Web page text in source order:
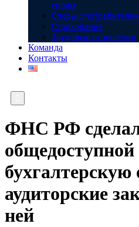
споры
Споры с
Страхование
Трудовые отношения
Команда
Контакты
ФНС РФ
общедоступной
бухгалтерскую
аудиторские
ней